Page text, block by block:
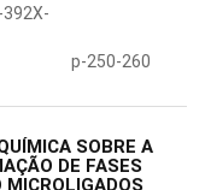
p-250-260
SOBRE A
DE FASES
MICROLIGADOS